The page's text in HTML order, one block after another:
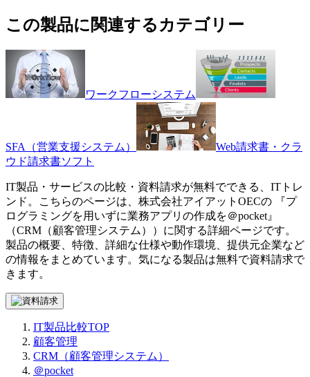
この製品に関連するカテゴリー
ワークフローシステム
SFA（営業支援システム）
Web請求書・クラ
ウド請求書ソフト
IT製品・サービスの比較・資料請求が無料でできる、ITトレ
ンド。こちらのページは、 株式会社アイアットOECの 『プ
ログラミングを用いずに業務アプリの作成を＠pocket 』
（CRM（顧客管理システム）
）に関する詳細ページです。
製品の概要、特徴、詳細な仕様や動作環境、提供元企業など
の情報をまとめています。気になる製品は無料で資料請求で
きます。
IT製品比較TOP
顧客管理
CRM（顧客管理システム）
＠pocket